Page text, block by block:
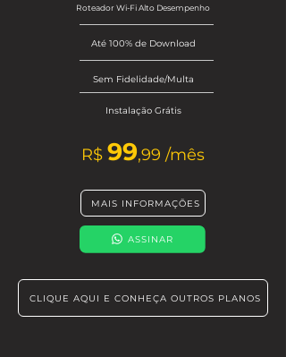
Roteador Wi-Fi Alto Desempenho
Até 100% de Download
Sem Fidelidade/Multa
Instalação Grátis
R$ 99,99 /mês
MAIS INFORMAÇÕES
ASSINAR
CLIQUE AQUI E CONHEÇA OUTROS PLANOS